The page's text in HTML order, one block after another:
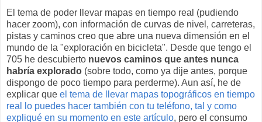
El tema de poder llevar mapas en tiempo real (pudiendo
hacer zoom), con información de curvas de nivel, carreteras,
pistas y caminos creo que abre una nueva dimensión en el
mundo de la "exploración en bicicleta". Desde que tengo el
705 he descubierto nuevos caminos que antes nunca
habría explorado (sobre todo, como ya dije antes, porque
dispongo de poco tiempo para perderme). Aun así, he de
explicar que el tema de llevar mapas topográficos en tiempo
real lo puedes hacer también con tu teléfono, tal y como
expliqué en su momento en este artículo, pero el consumo